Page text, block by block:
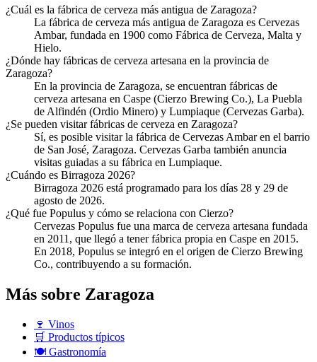
¿Cuál es la fábrica de cerveza más antigua de Zaragoza?
La fábrica de cerveza más antigua de Zaragoza es Cervezas
Ambar, fundada en 1900 como Fábrica de Cerveza, Malta y
Hielo.
¿Dónde hay fábricas de cerveza artesana en la provincia de
Zaragoza?
En la provincia de Zaragoza, se encuentran fábricas de
cerveza artesana en Caspe (Cierzo Brewing Co.), La Puebla
de Alfindén (Ordio Minero) y Lumpiaque (Cervezas Garba).
¿Se pueden visitar fábricas de cerveza en Zaragoza?
Sí, es posible visitar la fábrica de Cervezas Ambar en el barrio
de San José, Zaragoza. Cervezas Garba también anuncia
visitas guiadas a su fábrica en Lumpiaque.
¿Cuándo es Birragoza 2026?
Birragoza 2026 está programado para los días 28 y 29 de
agosto de 2026.
¿Qué fue Populus y cómo se relaciona con Cierzo?
Cervezas Populus fue una marca de cerveza artesana fundada
en 2011, que llegó a tener fábrica propia en Caspe en 2015.
En 2018, Populus se integró en el origen de Cierzo Brewing
Co., contribuyendo a su formación.
Más sobre Zaragoza
🍷 Vinos
🛒 Productos típicos
🍽️ Gastronomía